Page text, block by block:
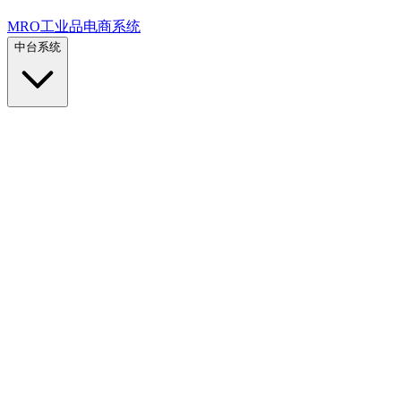
MRO工业品电商系统
中台系统